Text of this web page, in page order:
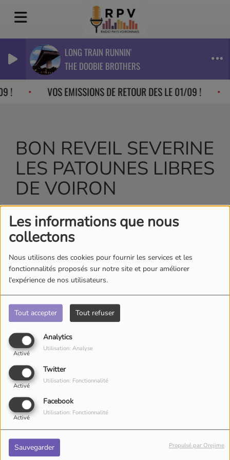
Les informations que nous
collectons
Nous utilisons des cookies pour fournir les services et les
fonctionnalités proposés sur notre site et pour améliorer
l'expérience de nos utilisateurs.
Tout accepter Tout refuser
Analytics
Activé
Utilisation: Analyse
Twitter
Activé
Utilisation: Fonctionnalité
Facebook
Activé
Utilisation: Fonctionnalité
Sauvegarder Propulsé par Orejime
LONG TRAIN RUNNIN'
THE DOOBIE BROTHERS
! VOS EMISSIONS DE RETOUR DES LE 01/09 !
BON REVEIL SEVERINE
LES PATOUNES LIBRES
DE VOIRON
06 juin 2026